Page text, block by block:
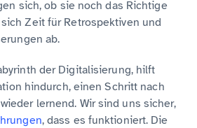
sich, ob sie noch das Richtige
Zeit für Retrospektiven und
ab.
der Digitalisierung, hilft
hindurch, einen Schritt nach
lernend. Wir sind uns sicher,
, dass es funktioniert. Die